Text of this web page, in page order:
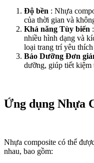
Độ bền : Nhựa
của thời gian và
Khả năng Tùy biến
nhiều hình dạng và
loại trang trí yêu
Bảo Dưỡng Đơn
dưỡng, giúp tiết kiệm
Ứng dụng Nhựa
Nhựa composite có thể
nhau, bao gồm: